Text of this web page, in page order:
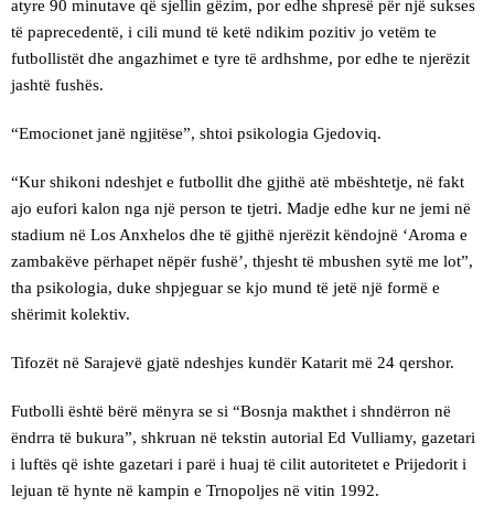
atyre 90 minutave që sjellin gëzim, por edhe shpresë për një sukses
të paprecedentë, i cili mund të ketë ndikim pozitiv jo vetëm te
futbollistët dhe angazhimet e tyre të ardhshme, por edhe te njerëzit
jashtë fushës.
“Emocionet janë ngjitëse”, shtoi psikologia Gjedoviq.
“Kur shikoni ndeshjet e futbollit dhe gjithë atë mbështetje, në fakt
ajo eufori kalon nga një person te tjetri. Madje edhe kur ne jemi në
stadium në Los Anxhelos dhe të gjithë njerëzit këndojnë ‘Aroma e
zambakëve përhapet nëpër fushë’, thjesht të mbushen sytë me lot”,
tha psikologia, duke shpjeguar se kjo mund të jetë një formë e
shërimit kolektiv.
Tifozët në Sarajevë gjatë ndeshjes kundër Katarit më 24 qershor.
Futbolli është bërë mënyra se si “Bosnja makthet i shndërron në
ëndrra të bukura”, shkruan në tekstin autorial Ed Vulliamy, gazetari
i luftës që ishte gazetari i parë i huaj të cilit autoritetet e Prijedorit i
lejuan të hynte në kampin e Trnopoljes në vitin 1992.